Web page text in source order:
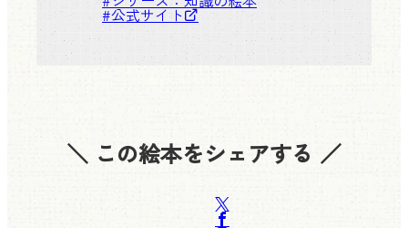
#公式サイト
＼ この絵本をシェアする ／